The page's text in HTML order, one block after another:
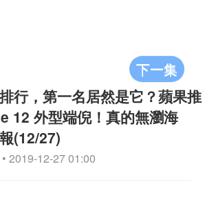
下一集
行，第一名居然是它？蘋果推
12 外型端倪！真的無瀏海
(12/27)
2019-12-27 01:00